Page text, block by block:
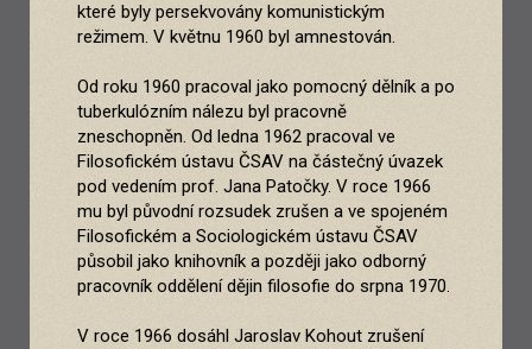
které byly persekvovány komunistickým
režimem. V květnu 1960 byl amnestován.
Od roku 1960 pracoval jako pomocný dělník a po
tuberkulózním nálezu byl pracovně
zneschopněn. Od ledna 1962 pracoval ve
Filosofickém ústavu ČSAV na částečný úvazek
pod vedením prof. Jana Patočky. V roce 1966
mu byl původní rozsudek zrušen a ve spojeném
Filosofickém a Sociologickém ústavu ČSAV
působil jako knihovník a později jako odborný
pracovník oddělení dějin filosofie do srpna 1970.
V roce 1966 dosáhl Jaroslav Kohout zrušení